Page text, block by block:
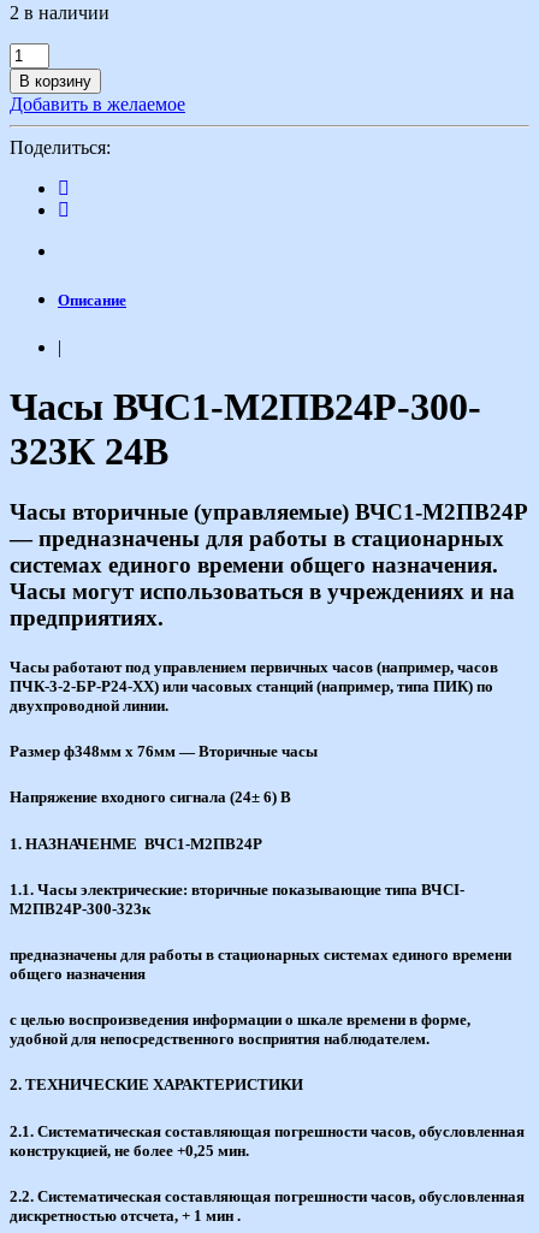
2 в наличии
В корзину
Добавить в желаемое
Поделиться:
Описание
|
Часы ВЧС1-М2ПВ24Р-300-
323К 24В
Часы вторичные (управляемые) ВЧС1-М2ПВ24Р
— предназначены для работы в стационарных
системах единого времени общего назначения.
Часы могут использоваться в учреждениях и на
предприятиях.
Часы работают под управлением первичных часов (например, часов
ПЧК-3-2-БР-Р24-ХХ) или часовых станций (например, типа ПИК) по
двухпроводной линии.
Размер ф348мм х 76мм — Вторичные часы
Напряжение входного сигнала (24± 6) В
1. НАЗНАЧЕНМЕ ВЧС1-М2ПВ24Р
1.1. Часы электрические: вторичные показывающие типа ВЧСI-
М2ПВ24Р-300-323к
предназначены для работы в стационарных системах единого времени
общего назначения
с целью воспроизведения информации о шкале времени в форме,
удобной для непосредственного восприятия наблюдателем.
2. ТЕХНИЧЕСКИЕ ХАРАКТЕРИСТИКИ
2.1. Систематическая составляющая погрешности часов, обусловленная
конструкцией, не более +0,25 мин.
2.2. Систематическая составляющая погрешности часов, обусловленная
дискретностью отсчета, + 1 мин .